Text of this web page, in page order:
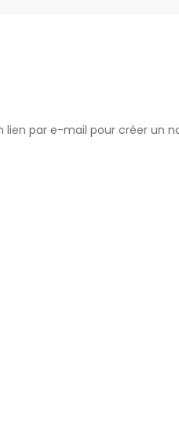
lien par e-mail pour créer un